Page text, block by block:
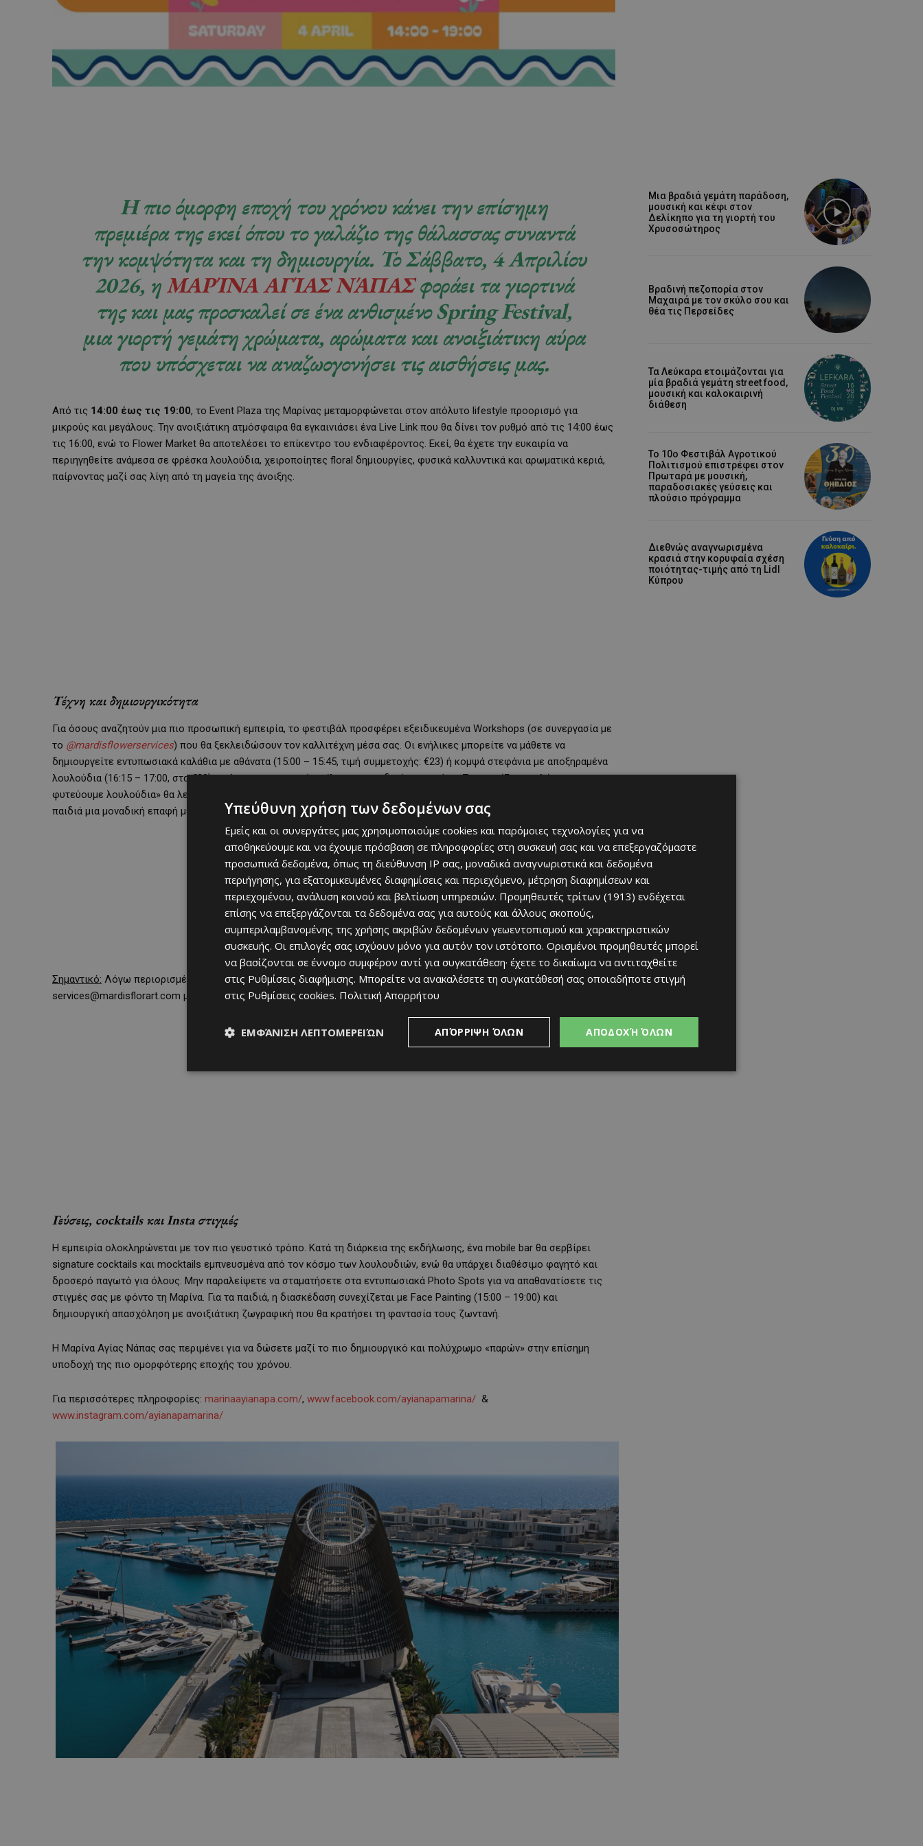
Η πιο όμορφη εποχή του χρόνου κάνει την επίσημη
πρεμιέρα της εκεί όπου το γαλάζιο της θάλασσας συναντά
την κομψότητα και τη δημιουργία. ΤοΣάββατο, 4 Απριλίου
2026, ηΜΑΡΊΝΑ ΑΓΊΑΣ ΝΆΠΑΣφοράει τα γιορτινά
της και μας προσκαλεί σε ένα ανθισμένοSpring Festival,
μια γιορτή γεμάτη χρώματα, αρώματα και ανοιξιάτικη αύρα
που υπόσχεται να αναζωογονήσει τις αισθήσεις μας.
Από τις 14:00 έως τις 19:00, το Event Plaza της Μαρίνας μεταμορφώνεται στον απόλυτο lifestyle προορισμό για
μικρούς και μεγάλους. Την ανοιξιάτικη ατμόσφαιρα θα εγκαινιάσει ένα Live Link που θα δίνει τον ρυθμό από τις 14:00 έως
τις 16:00, ενώ το Flower Market θα αποτελέσει το επίκεντρο του ενδιαφέροντος. Εκεί, θα έχετε την ευκαιρία να
περιηγηθείτε ανάμεσα σε φρέσκα λουλούδια, χειροποίητες floral δημιουργίες, φυσικά καλλυντικά και αρωματικά κεριά,
παίρνοντας μαζί σας λίγη από τη μαγεία της άνοιξης.
Τέχνη και δημιουργικότητα
Για όσους αναζητούν μια πιο προσωπική εμπειρία, το φεστιβάλ προσφέρει εξειδικευμένα Workshops (σε συνεργασία με
το @mardisflowerservices) που θα ξεκλειδώσουν τον καλλιτέχνη μέσα σας. Οι ενήλικες μπορείτε να μάθετε να
δημιουργείτε εντυπωσιακά καλάθια με αθάνατα (15:00 – 15:45, τιμή συμμετοχής: €23) ή κομψά στεφάνια με αποξηραμένα
λουλούδια (16:15 – 17:00, στα €20), ενώ για τους μικρούς φίλους το παιδικό εργαστήρι «Ζωγραφίζουμε γλάστρες και
φυτεύουμε λουλούδια» θα λειτουργήσει σε δύο sessions (15:30 – 16:15 & 16:45 – 17:30, τιμή: €8), προσφέροντας στα
παιδιά μια μοναδική επαφή με τη φύση και την τέχνη.
Σημαντικό: Λόγω περιορισμένων θέσεων, οι προκρατήσεις είναι απαραίτητες στο τηλέφωνο 99 521829 ή στο
services@mardisflorart.com μέσω email.
Γεύσεις, cocktails και Insta στιγμές
Η εμπειρία ολοκληρώνεται με τον πιο γευστικό τρόπο. Κατά τη διάρκεια της εκδήλωσης, ένα mobile bar θα σερβίρει
signature cocktails και mocktails εμπνευσμένα από τον κόσμο των λουλουδιών, ενώ θα υπάρχει διαθέσιμο φαγητό και
δροσερό παγωτό για όλους. Μην παραλείψετε να σταματήσετε στα εντυπωσιακά Photo Spots για να απαθανατίσετε τις
στιγμές σας με φόντο τη Μαρίνα. Για τα παιδιά, η διασκέδαση συνεχίζεται με Face Painting (15:00 – 19:00) και
δημιουργική απασχόληση με ανοιξιάτικη ζωγραφική που θα κρατήσει τη φαντασία τους ζωντανή.
Η Μαρίνα Αγίας Νάπας σας περιμένει για να δώσετε μαζί το πιο δημιουργικό και πολύχρωμο «παρών» στην επίσημη
υποδοχή της πιο ομορφότερης εποχής του χρόνου.
Για περισσότερες πληροφορίες: marinaayianapa.com/, www.facebook.com/ayianapamarina/ &
www.instagram.com/ayianapamarina/
Μια βραδιά γεμάτη παράδοση,
μουσική και κέφι στον
Δελίκηπο για τη γιορτή του
Χρυσοσώτηρος
Βραδινή πεζοπορία στον
Μαχαιρά με τον σκύλο σου και
θέα τις Περσείδες
Τα Λεύκαρα ετοιμάζονται για
μία βραδιά γεμάτη street food,
μουσική και καλοκαιρινή
διάθεση
Το 10ο Φεστιβάλ Αγροτικού
Πολιτισμού επιστρέφει στον
Πρωταρά με μουσική,
παραδοσιακές γεύσεις και
πλούσιο πρόγραμμα
Διεθνώς αναγνωρισμένα
κρασιά στην κορυφαία σχέση
ποιότητας-τιμής από τη Lidl
Κύπρου
Υπεύθυνη χρήση των δεδομένων σας
Εμείς και οι συνεργάτες μας χρησιμοποιούμε cookies και παρόμοιες τεχνολογίες για να
αποθηκεύουμε και να έχουμε πρόσβαση σε πληροφορίες στη συσκευή σας και να επεξεργαζόμαστε
προσωπικά δεδομένα, όπως τη διεύθυνση IP σας, μοναδικά αναγνωριστικά και δεδομένα
περιήγησης, για εξατομικευμένες διαφημίσεις και περιεχόμενο, μέτρηση διαφημίσεων και
περιεχομένου, ανάλυση κοινού και βελτίωση υπηρεσιών. Προμηθευτές τρίτων (1913) ενδέχεται
επίσης να επεξεργάζονται τα δεδομένα σας για αυτούς και άλλους σκοπούς,
συμπεριλαμβανομένης της χρήσης ακριβών δεδομένων γεωεντοπισμού και χαρακτηριστικών
συσκευής. Οι επιλογές σας ισχύουν μόνο για αυτόν τον ιστότοπο. Ορισμένοι προμηθευτές μπορεί
να βασίζονται σε έννομο συμφέρον αντί για συγκατάθεση· έχετε το δικαίωμα να αντιταχθείτε
στις Ρυθμίσεις διαφήμισης. Μπορείτε να ανακαλέσετε τη συγκατάθεσή σας οποιαδήποτε στιγμή
στις Ρυθμίσεις cookies. Πολιτική Απορρήτου
ΑΠΟΔΟΧΉ ΌΛΩΝ
ΑΠΌΡΡΙΨΗ ΌΛΩΝ
ΕΜΦΆΝΙΣΗ ΛΕΠΤΟΜΕΡΕΙΏΝ